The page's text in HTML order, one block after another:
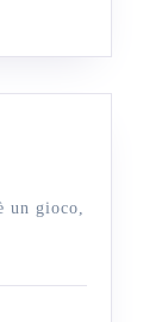
Eun gioco,